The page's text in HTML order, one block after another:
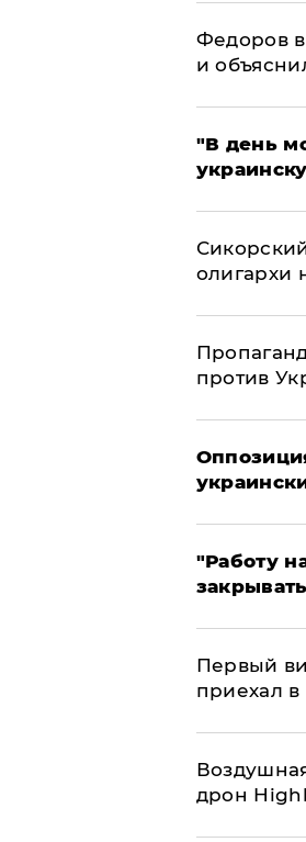
Федоров
и
​"В день
олигархи
против
"Работу
Первый
приехал
дрон